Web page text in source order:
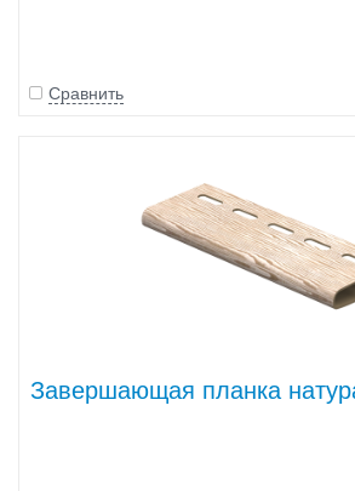
Сравнить
Завершающая планка